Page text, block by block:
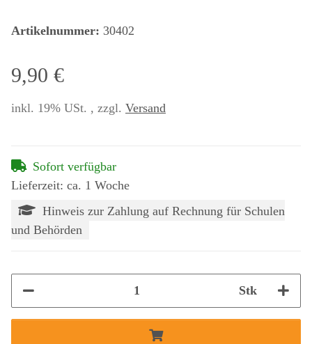
Artikelnummer: 30402
9,90 €
inkl. 19% USt. , zzgl. Versand
Sofort verfügbar
Lieferzeit: ca. 1 Woche
Hinweis zur Zahlung auf Rechnung für Schulen
und Behörden
Stk